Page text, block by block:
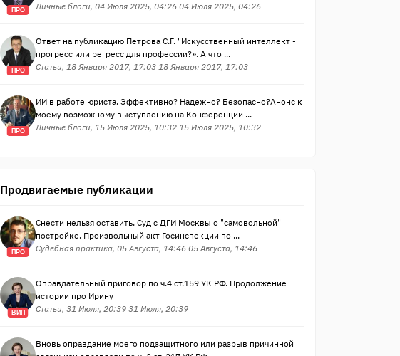
ПРО
Личные блоги, 04 Июля 2025, 04:26 04 Июля 2025, 04:26
ПРО
Ответ на публикацию Петрова С.Г. "Искусственный интеллект -
прогресс или регресс для профессии?». А что ...
Статьи, 18 Января 2017, 17:03 18 Января 2017, 17:03
ПРО
ИИ в работе юриста. Эффективно? Надежно? Безопасно?Анонс к
моему возможному выступлению на Конференции ...
Личные блоги, 15 Июля 2025, 10:32 15 Июля 2025, 10:32
Продвигаемые публикации
ПРО
Снести нельзя оставить. Суд с ДГИ Москвы о "самовольной"
постройке. Произвольный акт Госинспекции по ...
Судебная практика, 05 Августа, 14:46 05 Августа, 14:46
ВИП
Оправдательный приговор по ч.4 ст.159 УК РФ. Продолжение
истории про Ирину
Статьи, 31 Июля, 20:39 31 Июля, 20:39
Вновь оправдание моего подзащитного или разрыв причинной